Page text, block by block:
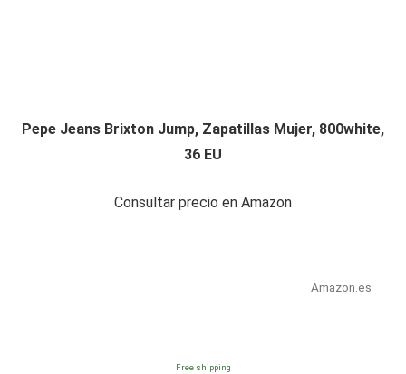
Pepe Jeans Brixton Jump, Zapatillas Mujer, 800white,
36 EU
Consultar precio en Amazon
Amazon.es
Free shipping